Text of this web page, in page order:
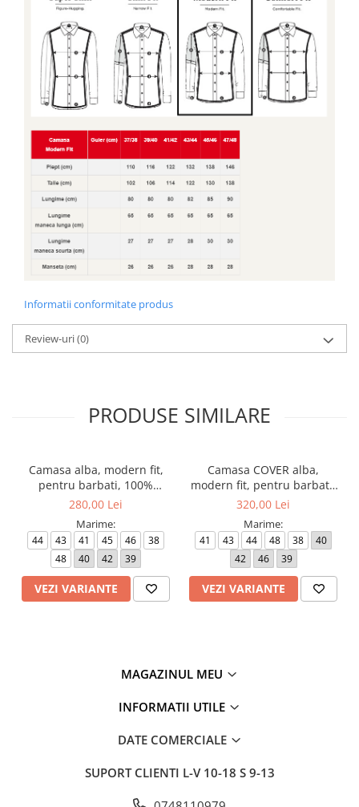
Informatii conformitate produs
Review-uri(0)
PRODUSE SIMILARE
Camasa alba, modern fit,
pentru barbati, 100%
bumbac, maneca lunga,
280,00 Lei
Marime:
44 43 41 45 46
38
48
40 42 39
VEZI VARIANTE
Camasa COVER alba,
modern fit, pentru barbati,
100% bumbac, maneca
Eterna
320,00 Lei
Marime:
41 43 44 48 38
40
42
46 39
VEZI VARIANTE
MAGAZINUL MEU
INFORMATII UTILE
DATE COMERCIALE
SUPORT CLIENTI L-V 10-18 S 9-13